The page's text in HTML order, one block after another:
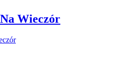
Wieczór